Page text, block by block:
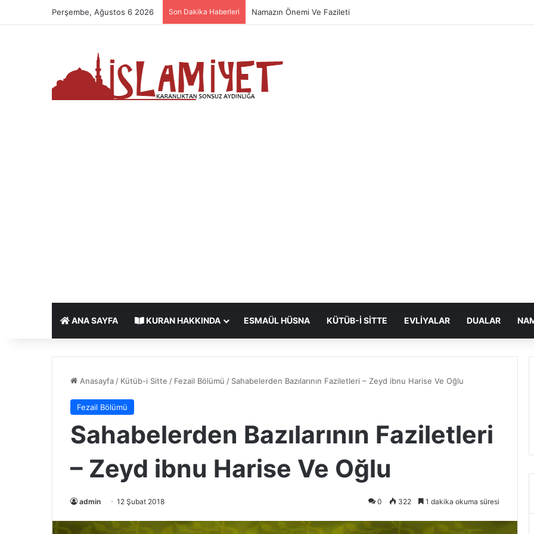
Perşembe, Ağustos 6 2026 Son Dakika Haberleri Namazın Önemi Ve Fazileti
ANA SAYFA KURAN HAKKINDA ESMAÜL HÜSNA KÜTÜB-I SITTE EVLIYALAR DUALAR
Anasayfa / Kütüb-i Sitte / Fezail Bölümü / Sahabelerden Bazılarının Faziletleri – Zeyd ibnu Harise Ve Oğlu
Fezail Bölümü
Sahabelerden Bazılarının Faziletleri
– Zeyd ibnu Harise Ve Oğlu
admin 12 Şubat 2018 0 322 1 dakika okuma süresi